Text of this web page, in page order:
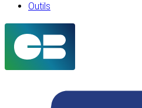
Outils